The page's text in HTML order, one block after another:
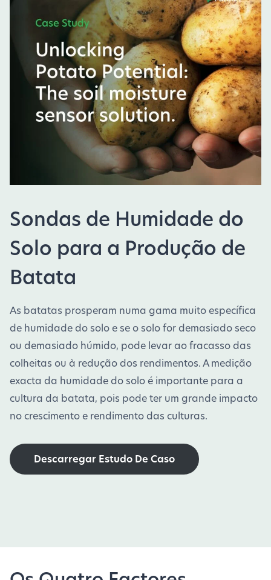
Sondas de Humidade do
Solo para a Produção de
Batata
As batatas prosperam numa gama muito específica
de humidade do solo e se o solo for demasiado seco
ou demasiado húmido, pode levar ao fracasso das
colheitas ou à redução dos rendimentos. A medição
exacta da humidade do solo é importante para a
cultura da batata, pois pode ter um grande impacto
no crescimento e rendimento das culturas.
Descarregar Estudo De Caso